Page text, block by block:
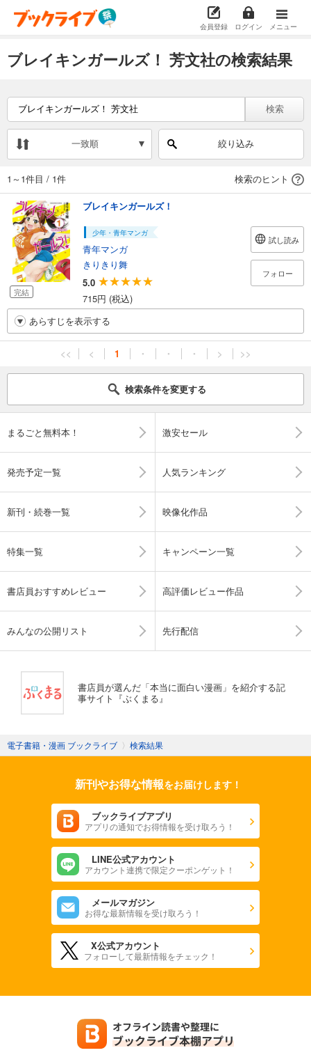
会員登録 ログイン メニュー
ブレイキンガールズ！ 芳文社の検索結果
検索
一致順 絞り込み
1～1件目 / 1件 検索のヒント
完結
ブレイキンガールズ！
少年・青年マンガ
青年マンガ
きりきり舞
5.0
715円 (税込)
試し読み
フォロー
あらすじを表示する
<< < 1 ・ ・ ・ > >>
検索条件を変更する
まるごと無料本！ 激安セール
発売予定一覧 人気ランキング
新刊・続巻一覧 映像化作品
特集一覧 キャンペーン一覧
書店員おすすめレビュー 高評価レビュー作品
みんなの公開リスト 先行配信
書店員が選んだ「本当に面白い漫画」を紹介する記
事サイト『ぶくまる』
電子書籍・漫画 ブックライブ 〉 検索結果
新刊やお得な情報をお届けします！
ブックライブアプリ
アプリの通知でお得情報を受け取ろう！
LINE公式アカウント
アカウント連携で限定クーポンゲット！
メールマガジン
お得な最新情報を受け取ろう！
X公式アカウント
フォローして最新情報をチェック！